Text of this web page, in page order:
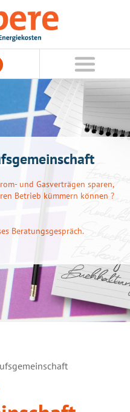
und Gasverträgen sparen,
Betrieb kümmern können ?
Beratungsgespräch.